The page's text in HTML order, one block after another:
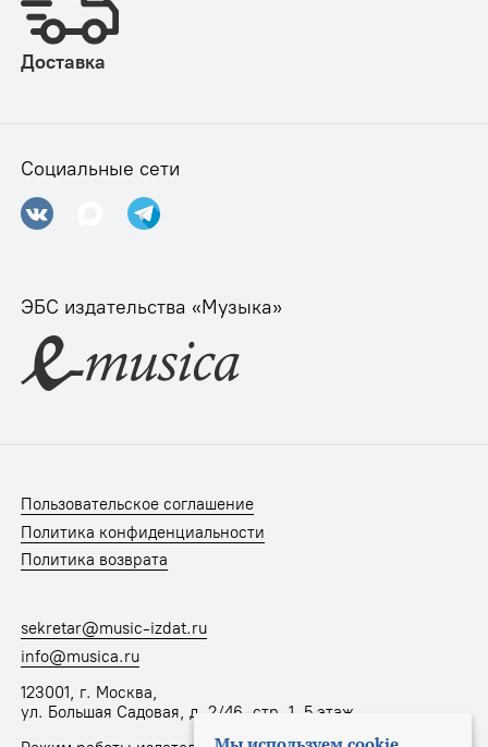
Доставка
Социальные сети
ЭБС издательства «Музыка»
Пользовательское соглашение
Политика конфиденциальности
Политика возврата
sekretar@music-izdat.ru
info@musica.ru
123001, г. Москва,
ул. Большая Садовая, д. 2/46, стр. 1, 5 этаж